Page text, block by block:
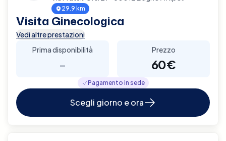
29.9 km
Visita Ginecologica
Vedi altre prestazioni
Prima disponibilità
-
Prezzo
60€
Pagamento in sede
Scegli giorno e ora